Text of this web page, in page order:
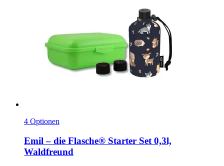
4 Optionen
Emil – die Flasche® Starter Set 0,3l,
Waldfreund